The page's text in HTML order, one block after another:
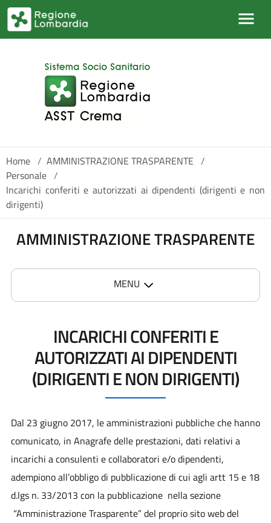
Salta al contenuto principale
Home / AMMINISTRAZIONE TRASPARENTE /
Personale /
Incarichi conferiti e autorizzati ai dipendenti (dirigenti e non
dirigenti)
AMMINISTRAZIONE TRASPARENTE
MENU
INCARICHI CONFERITI E
AUTORIZZATI AI DIPENDENTI
(DIRIGENTI E NON DIRIGENTI)
Dal 23 giugno 2017, le amministrazioni pubbliche che hanno
comunicato, in Anagrafe delle prestazioni, dati relativi a
incarichi a consulenti e collaboratori e/o dipendenti,
adempiono all’obbligo di pubblicazione di cui agli artt 15 e 18
d.lgs n. 33/2013 con la pubblicazione nella sezione
“Amministrazione Trasparente” del proprio sito web del